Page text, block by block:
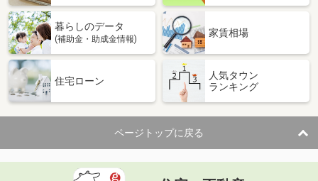
暮らしのデータ
(補助金・助成金情報)
家賃相場
住宅ローン
人気タウン
ランキング
ページトップに戻る